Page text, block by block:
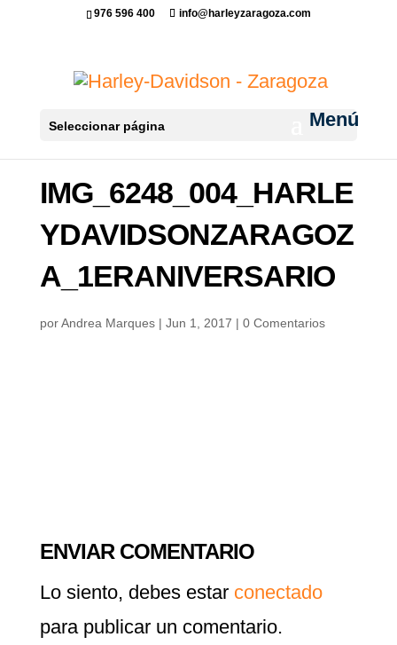
976 596 400 info@harleyzaragoza.com
Seleccionar página
IMG_6248_004_HARLE
YDAVIDSONZARAGOZ
A_1ERANIVERSARIO
porAndrea Marques| Jun 1, 2017 | 0 Comentarios
ENVIAR COMENTARIO
Lo siento, debes estar conectado
para publicar un comentario.